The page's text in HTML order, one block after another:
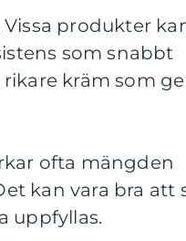
produkter
som snabbt
kräm som
ofta mängden
kan vara bra att
uppfyllas.